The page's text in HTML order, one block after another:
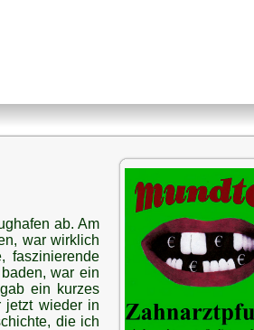
ab. Am
war wirklich
faszinierende
war ein
ein kurzes
jetzt wieder in
die ich